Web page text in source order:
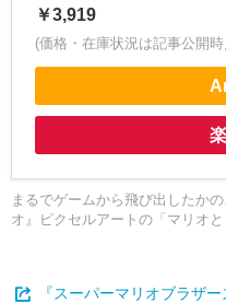
￥3,919
(価格・在庫状況は記事公開
まるでゲームから飛び出したか
オ』ピクセルアートの「マリオ
『スーパーマリオブラザ